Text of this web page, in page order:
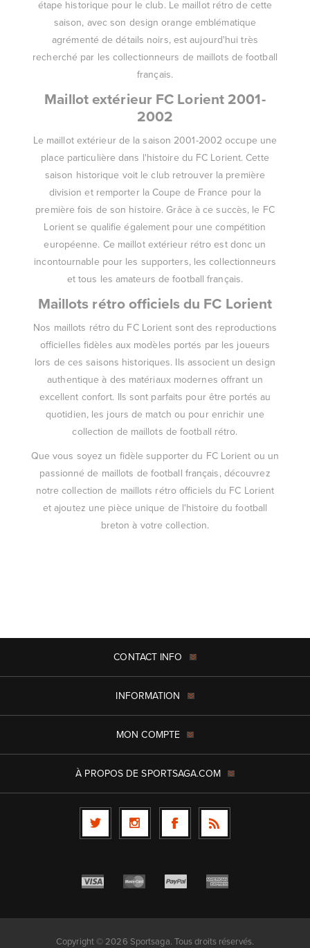
étape historique pour le club. Le maillot rétro de cette
saison, avec son design orange emblématique
agrémenté de détails noirs, est aujourd'hui très
recherché par les collectionneurs de maillots de football
français.
Maillot extérieur FC Lorient 2001-
2002
Le maillot extérieur de la saison 2001-2002 occupe une
place particulière dans l'histoire du FC Lorient. Cette
saison historique voit le club retrouver la première
division et remporter la Coupe de France pour la
première fois de son histoire. Grâce à ce succès, le FC
Lorient se qualifie également pour une compétition
européenne. Ce maillot extérieur rétro est donc un
incontournable pour les supporters, les collectionneurs
et tous les amateurs de football français.
Maillots rétro officiels du FC Lorient
Nos maillots rétro du FC Lorient sont des reproductions
officielles fidèles aux modèles portés par les joueurs
lors de ces saisons historiques. Ils associent un design
authentique à des matériaux modernes offrant un
excellent confort. Ils sont parfaits pour être portés au
quotidien, les jours de match ou pour enrichir une
collection de maillots de football rétro.
Que vous soyez un fidèle supporter du FC Lorient ou un
passionné de maillots de football français, découvrez
notre collection de maillots rétro officiels du FC Lorient
et ajoutez une pièce unique de l'histoire du football
breton à votre collection.
CONTACT INFO
INFORMATION
MON COMPTE
À PROPOS DE SPORTSAGA.COM
Copyright © 2026 Sportsaga. Tous droits réservés.